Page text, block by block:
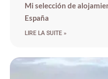
Mi selección de
España
LIRE LA SUITE »